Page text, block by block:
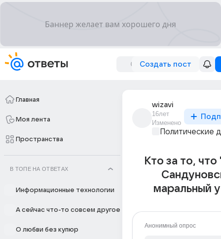
Создать пост
Главная
Моя лента
Пространства
В ТОПЕ НА ОТВЕТАХ
Информационные технологии
А сейчас что-то совсем другое
О любви без купюр
wizavi
16лет
Изменено
Политические
Кто за то,
маральный
Анонимный опрос